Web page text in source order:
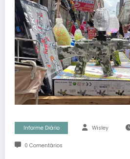
Informe Diário Wisley
0 Comentários